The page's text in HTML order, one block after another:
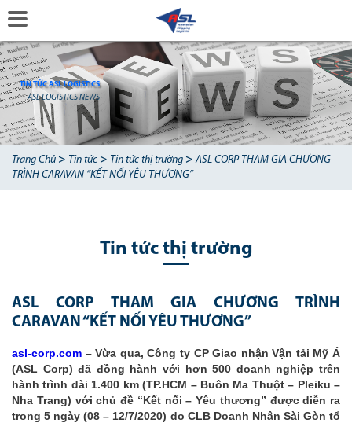
TIN TỨC ASL LOGISTICS
ASL LOGISTICS NEWS
Trang Chủ > Tin tức > Tin tức thị trường >ASL CORP THAM GIA CHƯƠNG
TRÌNH CARAVAN “KẾT NỐI YÊU THƯƠNG”
Tin tức thị trường
ASL CORP THAM GIA CHƯƠNG TRÌNH
CARAVAN “KẾT NỐI YÊU THƯƠNG”
asl-corp.com – Vừa qua, Công ty CP Giao nhận Vận tải Mỹ Á
(ASL Corp) đã đồng hành với hơn 500 doanh nghiệp trên
hành trình dài 1.400 km (TP.HCM – Buôn Ma Thuột – Pleiku –
Nha Trang) với chủ đề “Kết nối – Yêu thương” được diễn ra
trong 5 ngày (08 – 12/7/2020) do CLB Doanh Nhân Sài Gòn tổ